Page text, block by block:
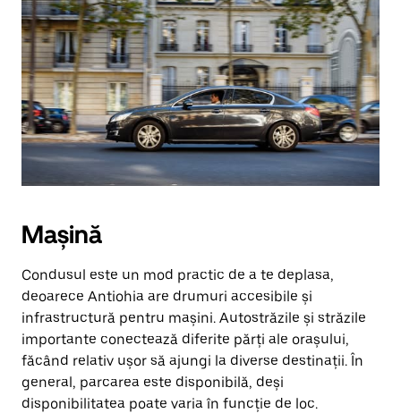
Mașină
Condusul este un mod practic de a te deplasa,
deoarece Antiohia are drumuri accesibile și
infrastructură pentru mașini. Autostrăzile și străzile
importante conectează diferite părți ale orașului,
făcând relativ ușor să ajungi la diverse destinații. În
general, parcarea este disponibilă, deși
disponibilitatea poate varia în funcție de loc.